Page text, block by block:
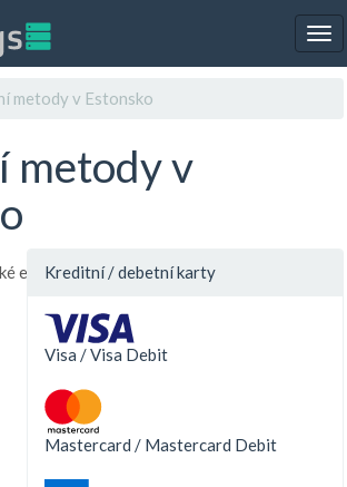
metody v Estonsko
metody v
emiráty
Kreditní / debetní karty
Visa / Visa Debit
Mastercard / Mastercard Debit